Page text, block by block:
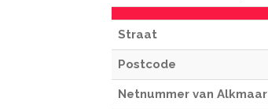
Straat
Postcode
Netnummer van Alkmaar